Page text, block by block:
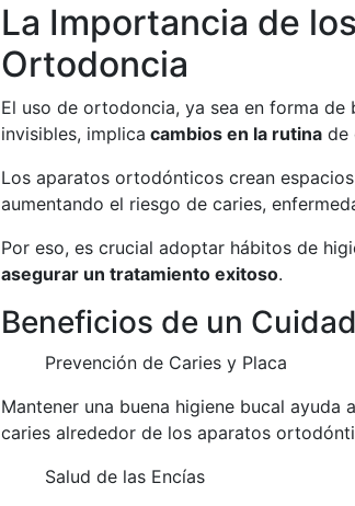
La Importancia de
Ortodoncia
El uso de ortodoncia, ya sea en forma
invisibles, implica cambios en la rutina de
Los aparatos ortodónticos crean
aumentando el riesgo de caries,
Por eso, es crucial adoptar hábitos de
asegurar un tratamiento exitoso.
Beneficios de un
Prevención de Caries y Placa
Mantener una buena higiene bucal
caries alrededor de los aparatos
Salud de las Encías